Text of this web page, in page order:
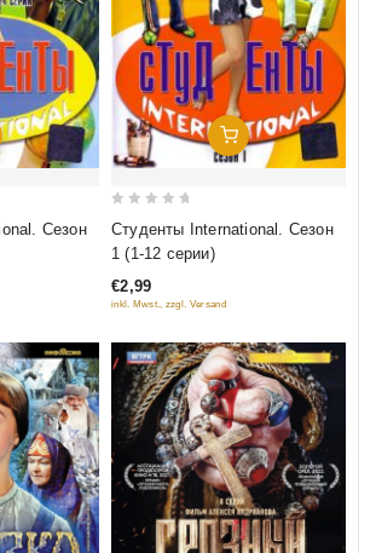
В Корзину
Сезон
Добавить В Корзину
out
5
Студенты International. Сезон
1 (1-12 серии)
€2,99
inkl. Mwst., zzgl. Versand